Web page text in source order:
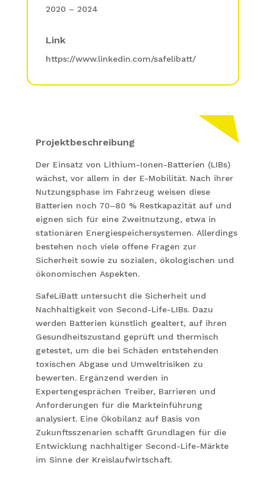
2020 – 2024
Link
https://www.linkedin.com/safelibatt/
Projektbeschreibung
Der Einsatz von Lithium-Ionen-Batterien (LIBs)
wächst, vor allem in der E-Mobilität. Nach ihrer
Nutzungsphase im Fahrzeug weisen diese
Batterien noch 70–80 % Restkapazität auf und
eignen sich für eine Zweitnutzung, etwa in
stationären Energiespeichersystemen. Allerdings
bestehen noch viele offene Fragen zur
Sicherheit sowie zu sozialen, ökologischen und
ökonomischen Aspekten.
SafeLiBatt untersucht die Sicherheit und
Nachhaltigkeit von Second-Life-LIBs. Dazu
werden Batterien künstlich gealtert, auf ihren
Gesundheitszustand geprüft und thermisch
getestet, um die bei Schäden entstehenden
toxischen Abgase und Umweltrisiken zu
bewerten. Ergänzend werden in
Expertengesprächen Treiber, Barrieren und
Anforderungen für die Markteinführung
analysiert. Eine Ökobilanz auf Basis von
Zukunftsszenarien schafft Grundlagen für die
Entwicklung nachhaltiger Second-Life-Märkte
im Sinne der Kreislaufwirtschaft.